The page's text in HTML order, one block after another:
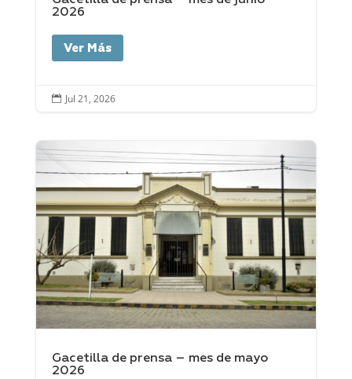
2026
Ver Más
 Jul 21, 2026
Gacetilla de prensa – mes de mayo
2026